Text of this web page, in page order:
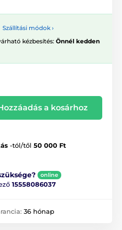
Szállítási módok ›
kézbesítés: Önnél kedden
a kosárhoz
-tól/től 50 000 Ft
online
15558086037
36 hónap